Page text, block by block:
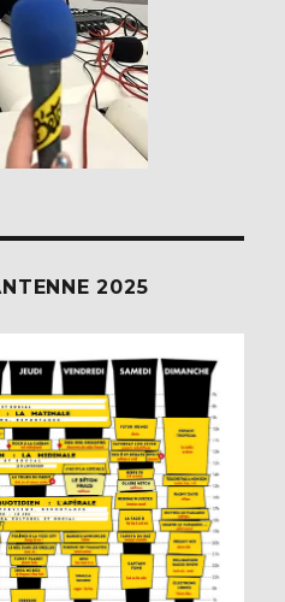
2025